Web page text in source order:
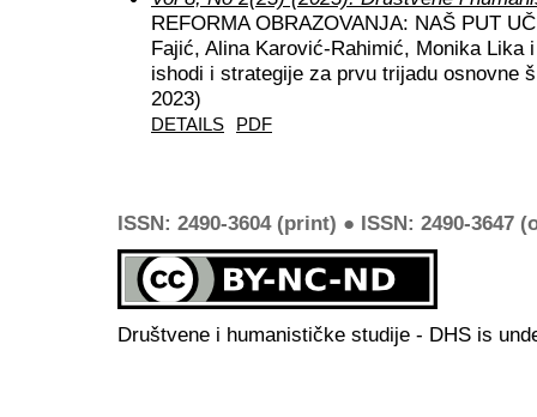
REFORMA OBRAZOVANJA: NAŠ PUT
Fajić, Alina Karović-Rahimić, Monika Lika
ishodi i strategije za prvu trijadu osnovne
2023)
DETAILS PDF
ISSN: 2490-3604 (print) ● ISSN: 2490-3647
Društvene i humanističke studije - DHS is